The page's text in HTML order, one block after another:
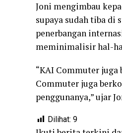
Joni mengimbau
supaya sudah tiba di
penerbangan
meminimalisir hal-
“KAI Commuter juga
Commuter juga
penggunanya,” ujar
Dilihat: 9